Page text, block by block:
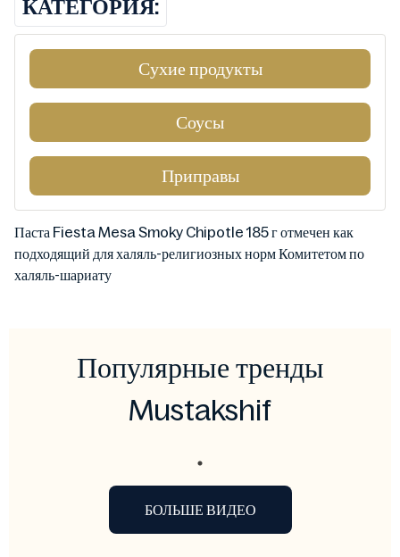
КАТЕГОРИЯ:
Сухие продукты
Соусы
Приправы
Паста Fiesta Mesa Smoky Chipotle 185 г отмечен как
подходящий для халяль-религиозных норм Комитетом по
халяль-шариату
Популярные тренды
Mustakshif
БОЛЬШЕ ВИДЕО